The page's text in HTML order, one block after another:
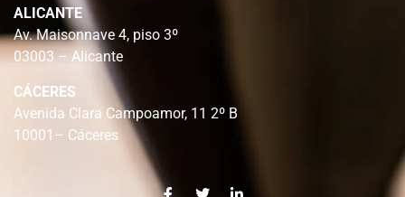
ALICANTE
Av. Maisonnave 4, piso 3º
03003 – Alicante
CÁCERES
Avenida Clara Campoamor, 11 2º B
10001– Cáceres